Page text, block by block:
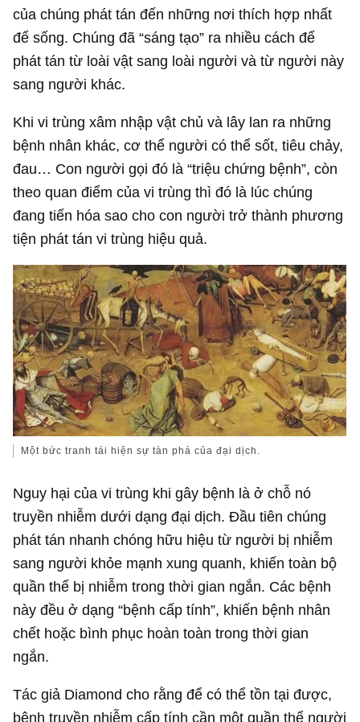
của chúng phát tán đến những nơi thích hợp nhất
để sống. Chúng đã “sáng tạo” ra nhiều cách để
phát tán từ loài vật sang loài người và từ người này
sang người khác.
Khi vi trùng xâm nhập vật chủ và lây lan ra những
bệnh nhân khác, cơ thể người có thể sốt, tiêu chảy,
đau… Con người gọi đó là “triệu chứng bệnh”, còn
theo quan điểm của vi trùng thì đó là lúc chúng
đang tiến hóa sao cho con người trở thành phương
tiện phát tán vi trùng hiệu quả.
Một bức tranh tái hiện sự tàn phá của đại dịch.
Nguy hại của vi trùng khi gây bệnh là ở chỗ nó
truyền nhiễm dưới dạng đại dịch. Đầu tiên chúng
phát tán nhanh chóng hữu hiệu từ người bị nhiễm
sang người khỏe mạnh xung quanh, khiến toàn bộ
quần thể bị nhiễm trong thời gian ngắn. Các bệnh
này đều ở dạng “bệnh cấp tính”, khiến bệnh nhân
chết hoặc bình phục hoàn toàn trong thời gian
ngắn.
Tác giả Diamond cho rằng để có thể tồn tại được,
bệnh truyền nhiễm cấp tính cần một quần thể người